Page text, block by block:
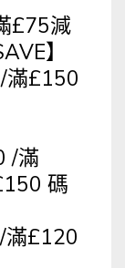
£75減
】
滿£150
/滿
碼
£120